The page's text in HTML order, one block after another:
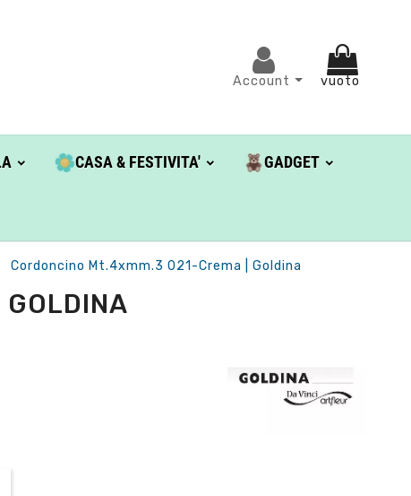
Account vuoto
CASA & FESTIVITA' GADGET
Cordoncino Mt.4xmm.3 021-Crema | Goldina